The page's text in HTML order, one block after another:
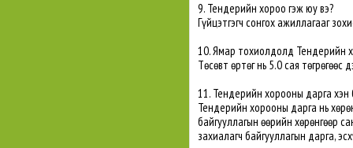
9. Тендерийн хороо гэж юу вэ?
Гүйцэтгэгч сонгох ажиллагааг
10. Ямар тохиолдолд Тендерийн
Төсөвт өртөг нь 5.0 сая
11. Тендерийн хорооны дарга хэн
Тендерийн хорооны дарга нь
байгууллагын өөрийн хөрөнгөөр
захиалагч байгууллагын дарга,